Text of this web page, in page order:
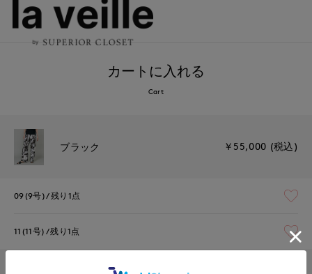
カートに入れる
Cart
ブラック ￥55,000 (税込)
09(9号) 残り1点
11(11号) 残り1点